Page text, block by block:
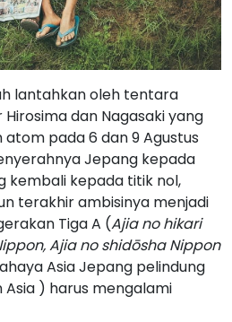
lantahkan oleh tentara
dan Nagasaki yang
pada 6 dan 9 Agustus
Jepang kepada
kembali kepada titik nol,
terakhir ambisinya menjadi
Tiga A (Ajia no hikari
Ajia no shidōsha Nippon
Asia Jepang pelindung
) harus mengalami